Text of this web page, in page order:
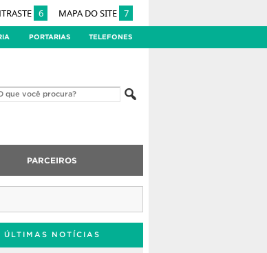
6 MAPA DO SITE 7
PORTARIAS TELEFONES
PARCEIROS
ÚLTIMAS NOTÍCIAS